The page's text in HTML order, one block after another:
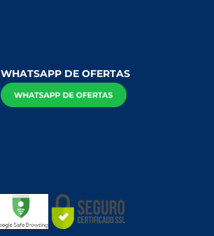
WHATSAPP DE OFERTAS